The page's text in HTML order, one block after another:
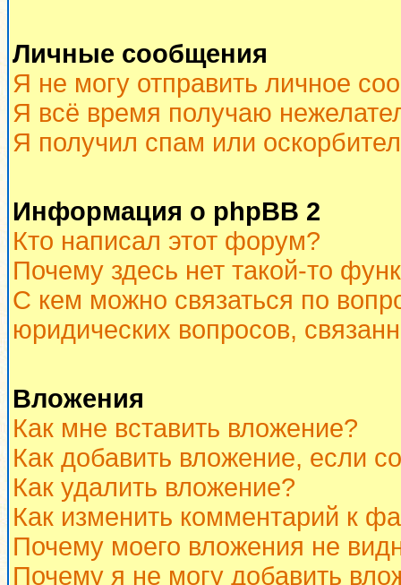
Личные сообщения
Я не могу отправить личное
Я всё время получаю
Я получил спам или
Информация о phpBB 2
Кто написал этот форум?
Почему здесь нет такой-то
С кем можно связаться по
юридических вопросов,
Вложения
Как мне вставить вложение?
Как добавить вложение, если
Как удалить вложение?
Как изменить комментарий к
Почему моего вложения не
Почему я не могу добавить